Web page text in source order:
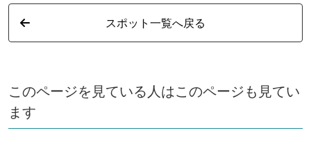
スポット一覧へ戻る
このページを見ている人はこのページも見てい
ます